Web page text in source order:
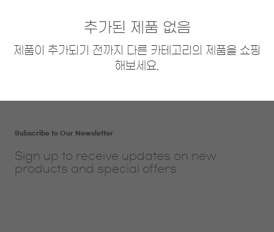
추가된 제품 없음
제품이 추가되기 전까지 다른 카테고리의 제품을 쇼핑
해보세요.
Subscribe to Our Newsletter
Sign up to receive updates on new
products and special offers